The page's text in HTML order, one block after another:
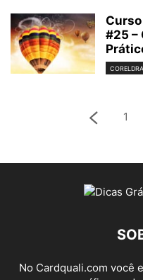
#25 –
1
No Cardquali.com você